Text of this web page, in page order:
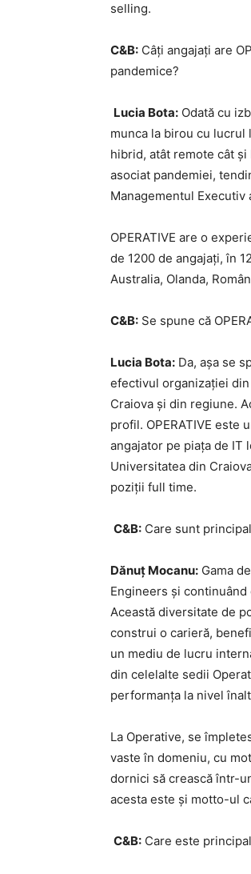
selling.
C&B: Câți angajați are
pandemice?
Lucia Bota: Odată cu
munca la birou cu lucrul
hibrid, atât remote cât
asociat pandemiei,
Managementul Executiv
OPERATIVE are o
de 1200 de angajați, în
Australia, Olanda,
C&B: Se spune că
Lucia Bota: Da, așa se
efectivul organizației din
Craiova și din regiune.
profil. OPERATIVE
angajator pe piața de IT
Universitatea din
poziții full time.
C&B: Care sunt
Dănuț Mocanu: Gama
Engineers și
Această diversitate de
construi o carieră,
un mediu de lucru
din celelalte sedii
performanța la nivel
La Operative, se
vaste în domeniu, cu
dornici să crească într-
acesta este și motto-ul
C&B: Care este